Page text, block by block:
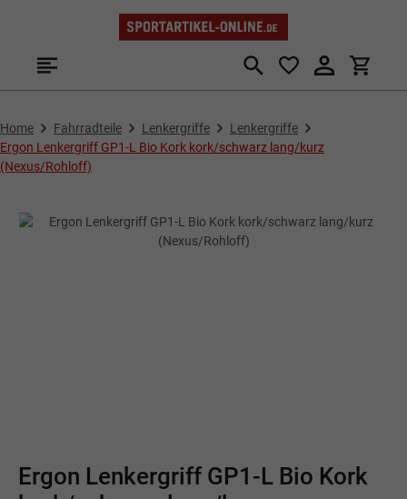
Zum Hauptinhalt springen
Home Fahrradteile Lenkergriffe
Lenkergriffe
Ergon Lenkergriff GP1-L Bio Kork kork/schwarz lang/kurz
(Nexus/Rohloff)
Ergon Lenkergriff GP1-L Bio Kork